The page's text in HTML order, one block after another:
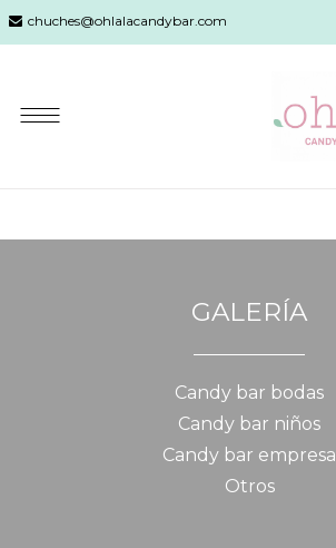
chuches@ohlalacandybar.com
GALERÍA
Candy bar bodas
Candy bar niños
Candy bar empresa
Otros